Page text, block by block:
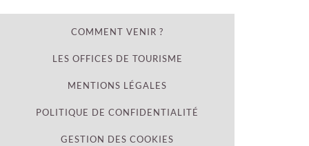
COMMENT VENIR ?
LES OFFICES DE TOURISME
MENTIONS LÉGALES
POLITIQUE DE CONFIDENTIALITÉ
GESTION DES COOKIES